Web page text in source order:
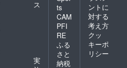
ス
実
ts
CAM
PFI
RE
ふる
さと
納税
ントに
対する
考え方
クッ
キーポ
リシー